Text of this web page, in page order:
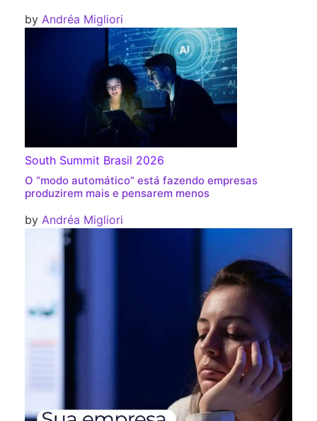
by Andréa Migliori
South Summit Brasil 2026
O “modo automático” está fazendo empresas
produzirem mais e pensarem menos
by Andréa Migliori